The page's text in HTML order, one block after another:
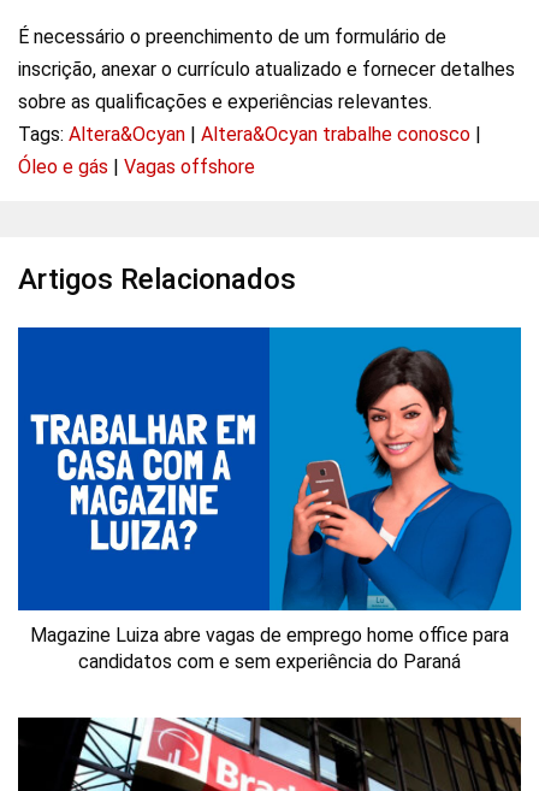
É necessário o preenchimento de um formulário de
inscrição, anexar o currículo atualizado e fornecer detalhes
sobre as qualificações e experiências relevantes.
Tags: Altera&Ocyan Altera&Ocyan trabalhe conosco
Óleo e gás
Vagas offshore
Artigos Relacionados
Magazine Luiza abre vagas de emprego home office para
candidatos com e sem experiência do Paraná